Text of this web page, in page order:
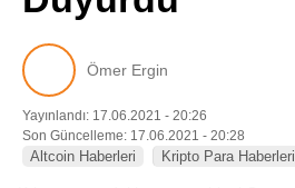
Ömer Ergin
Yayınlandı: 17.06.2021 - 20:26
Son Güncelleme: 17.06.2021 - 20:28
Altcoin Haberleri Kripto Para Haberleri